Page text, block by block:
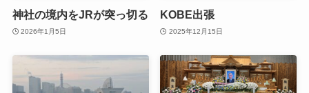
神社の境内をJRが突っ切る
2026年1月5日
KOBE出張
2025年12月15日